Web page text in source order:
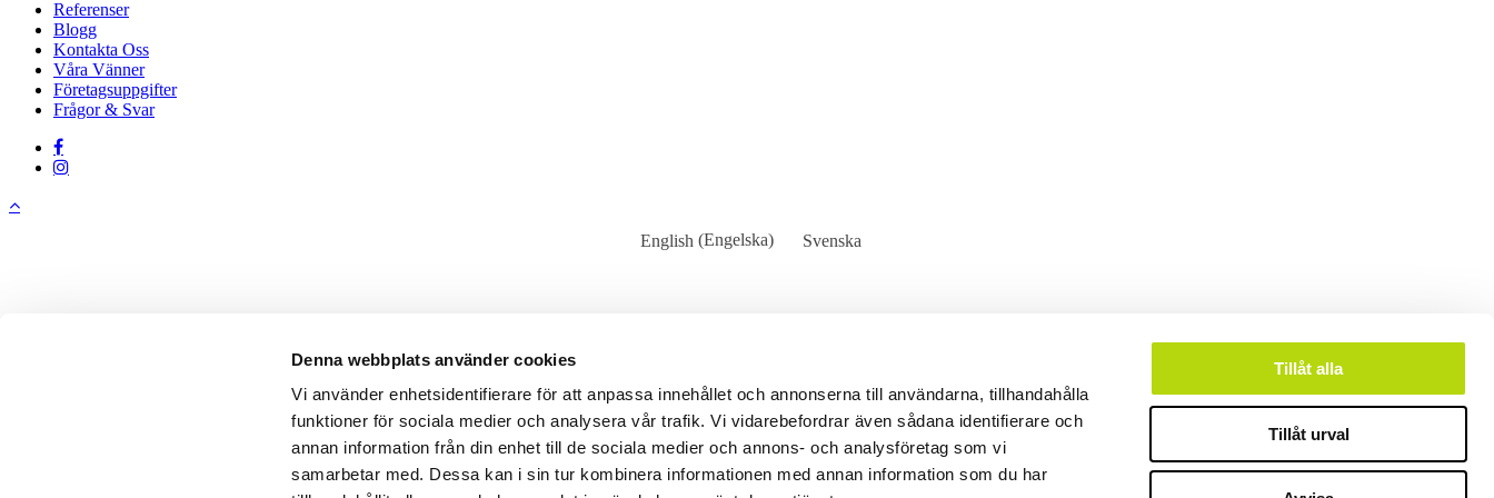
Denna webbplats använder cookies
Vi använder enhetsidentifierare för att anpassa innehållet och annonserna till användarna, tillhandahålla
funktioner för sociala medier och analysera vår trafik. Vi vidarebefordrar även sådana identifierare och
annan information från din enhet till de sociala medier och annons- och analysföretag som vi
samarbetar med. Dessa kan i sin tur kombinera informationen med annan information som du har
Tillåt alla
Tillåt urval
Referenser
Blogg
Kontakta Oss
Våra Vänner
Företagsuppgifter
Frågor & Svar
facebook
instagram
English (Engelska) Svenska